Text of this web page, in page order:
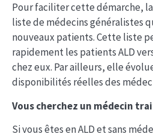
Pour faciliter cette démarche,
liste de médecins généralistes
nouveaux patients. Cette liste
rapidement les patients ALD
chez eux. Par ailleurs, elle
disponibilités réelles des
Vous cherchez un médecin
Si vous êtes en ALD et sans